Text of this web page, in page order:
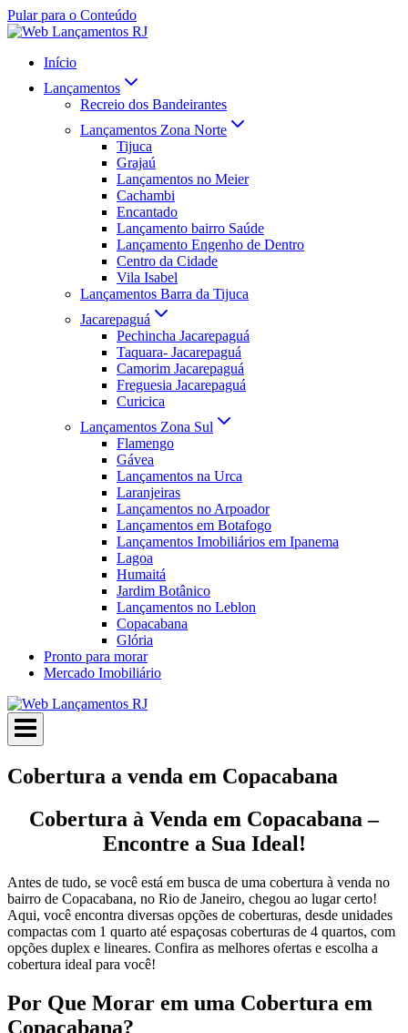
Pular para o Conteúdo
Início
Lançamentos
Recreio dos Bandeirantes
Lançamentos Zona Norte
Tijuca
Grajaú
Lançamentos no Meier
Cachambi
Encantado
Lançamento bairro Saúde
Lançamento Engenho de Dentro
Centro da Cidade
Vila Isabel
Lançamentos Barra da Tijuca
Jacarepaguá
Pechincha Jacarepaguá
Taquara- Jacarepaguá
Camorim Jacarepaguá
Freguesia Jacarepaguá
Curicica
Lançamentos Zona Sul
Flamengo
Gávea
Lançamentos na Urca
Laranjeiras
Lançamentos no Arpoador
Lançamentos em Botafogo
Lançamentos Imobiliários em Ipanema
Lagoa
Humaitá
Jardim Botânico
Lançamentos no Leblon
Copacabana
Glória
Pronto para morar
Mercado Imobiliário
Cobertura a venda em Copacabana
Cobertura à Venda em Copacabana –
Encontre a Sua Ideal!
Antes de tudo, se você está em busca de uma cobertura à venda no
bairro de Copacabana, no Rio de Janeiro, chegou ao lugar certo!
Aqui, você encontra diversas opções de coberturas, desde unidades
compactas com 1 quarto até espaçosas coberturas de 4 quartos, com
opções duplex e lineares. Confira as melhores ofertas e escolha a
cobertura ideal para você!
Por Que Morar em uma Cobertura em
Copacabana?